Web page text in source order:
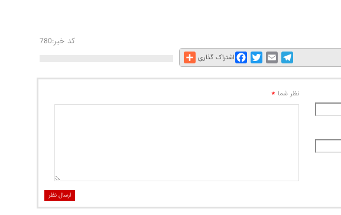
کد خبر:780
Share اشتراک گذاری
FacebookTwitterEmail
Telegram
نظر شما *
ارسال نظر